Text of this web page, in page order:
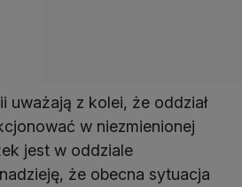
uważają z kolei, że oddział
w niezmienionej
jest w oddziale
że obecna sytuacja